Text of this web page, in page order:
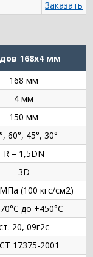
Заказать
168х4 мм
168 мм
4 мм
150 мм
60°, 45°, 30°
R = 1,5DN
3D
(100 кгс/см2)
до +450°С
20, 09г2с
17375-2001